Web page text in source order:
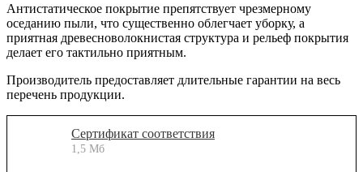
Антистатическое покрытие препятствует чрезмерному
оседанию пыли, что существенно облегчает уборку, а
приятная древесноволокнистая структура и рельеф покрытия
делает его тактильно приятным.
Производитель предоставляет длительные гарантии на весь
перечень продукции.
Сертификат соответствия
1,5 Мб